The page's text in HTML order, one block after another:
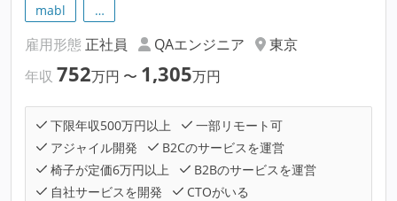
mabl
…
雇用形態 正社員 QAエンジニア
東京
年収 752万円 〜 1,305万円
下限年収500万円以上
一部リモート可
アジャイル開発
B2Cのサービスを運営
椅子が定価6万円以上
B2Bのサービスを運営
自社サービスを開発
CTOがいる